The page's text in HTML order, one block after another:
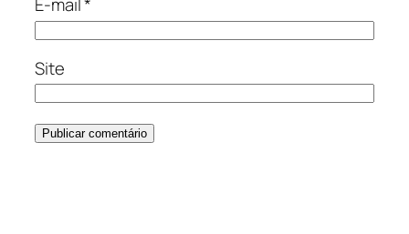
E-mail*
Site